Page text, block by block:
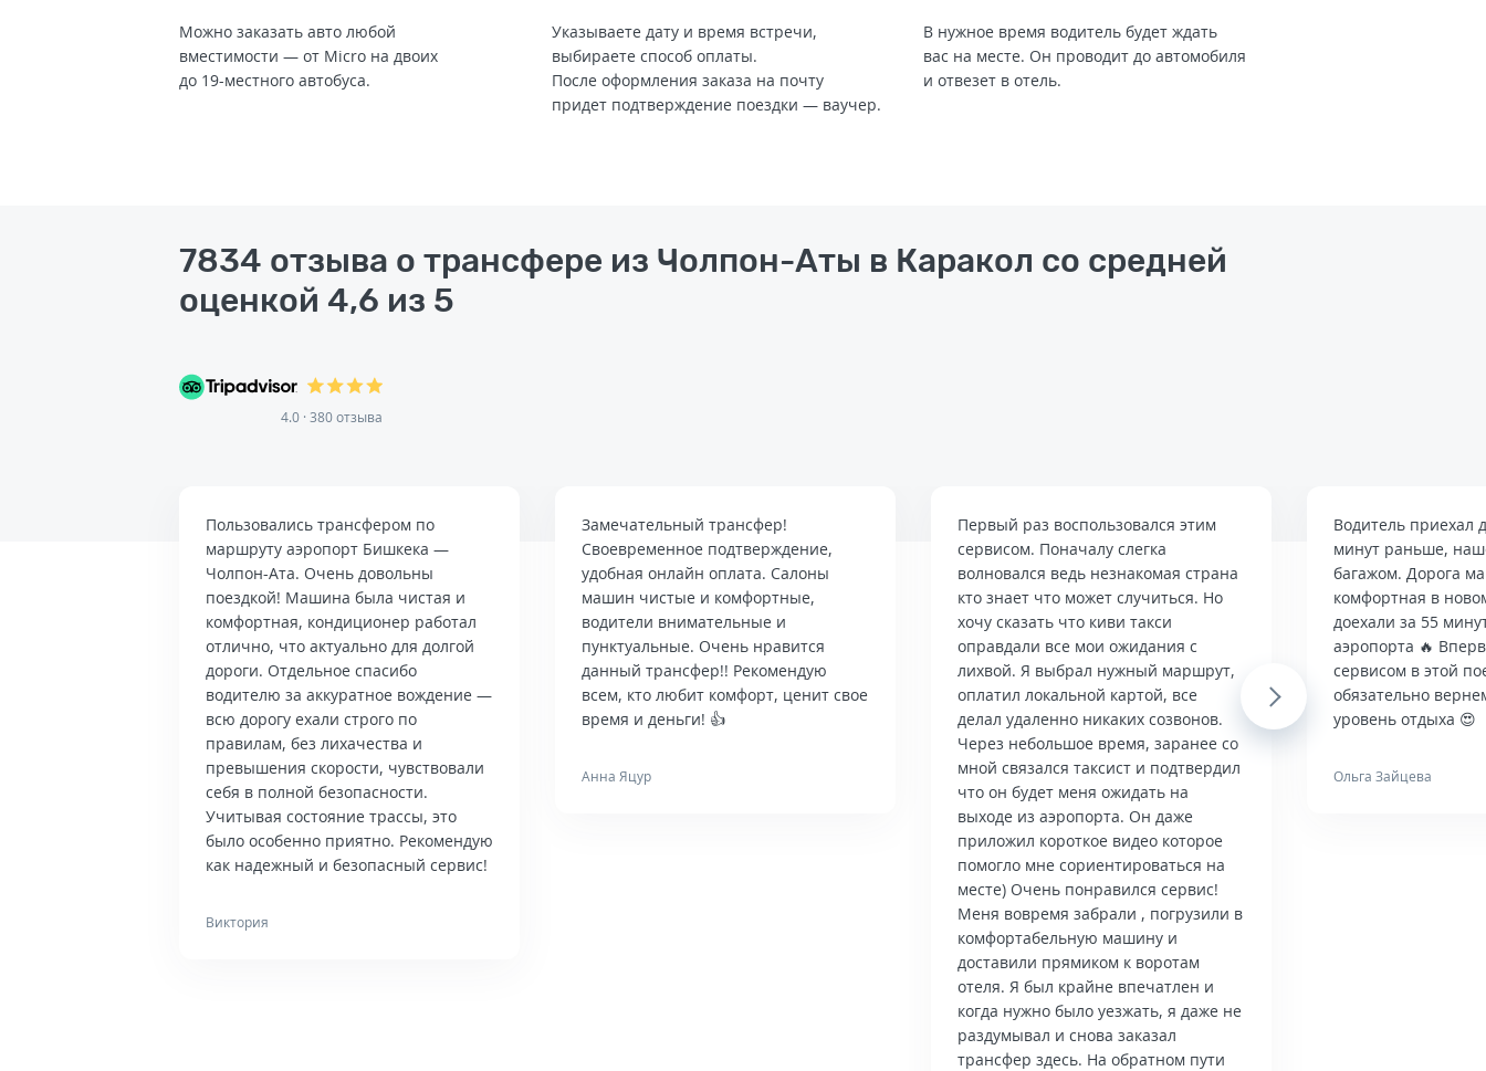
Можно заказать авто любой
вместимости — от Micro на двоих
до 19-местного автобуса.
Указываете дату и время встречи,
выбираете способ оплаты.
После оформления заказа на почту
придет подтверждение поездки — ваучер.
В нужное время водитель будет ждать
вас на месте. Он проводит до автомобиля
и отвезет в отель.
7834 отзыва о трансфере из Чолпон-Аты в Каракол со средней
оценкой 4,6 из 5
4.0 · 380 отзыва
Пользовались трансфером по
маршруту аэропорт Бишкека —
Чолпон-Ата. Очень довольны
поездкой! Машина была чистая и
комфортная, кондиционер работал
отлично, что актуально для долгой
дороги. Отдельное спасибо
водителю за аккуратное вождение —
всю дорогу ехали строго по
правилам, без лихачества и
превышения скорости, чувствовали
себя в полной безопасности.
Учитывая состояние трассы, это
было особенно приятно. Рекомендую
как надежный и безопасный сервис!
Виктория
Замечательный трансфер!
Своевременное подтверждение,
удобная онлайн оплата. Салоны
машин чистые и комфортные,
водители внимательные и
пунктуальные. Очень нравится
данный трансфер!! Рекомендую
всем, кто любит комфорт, ценит свое
время и деньги! 👍
Анна Яцур
Первый раз воспользовался этим
сервисом. Поначалу слегка
волновался ведь незнакомая страна
кто знает что может случиться. Но
хочу сказать что киви такси
оправдали все мои ожидания с
лихвой. Я выбрал нужный маршрут,
оплатил локальной картой, все
делал удаленно никаких созвонов.
Через небольшое время, заранее со
мной связался таксист и подтвердил
что он будет меня ожидать на
выходе из аэропорта. Он даже
приложил короткое видео которое
помогло мне сориентироваться на
месте) Очень понравился сервис!
Меня вовремя забрали , погрузили в
комфортабельную машину и
доставили прямиком к воротам
отеля. Я был крайне впечатлен и
когда нужно было уезжать, я даже не
раздумывал и снова заказал
трансфер здесь. На обратном пути
Водитель приехал
минут раньше,
багажом. Дорога
комфортная в
доехали за 55
аэропорта 🔥
сервисом в этой
обязательно
уровень отдыха 😍
Ольга Зайцева
Next